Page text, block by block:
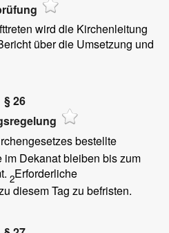
wird die Kirchenleitung
über die Umsetzung und
§ 26
bestellte
Dekanat bleiben bis zum
2Erforderliche
diesem Tag zu befristen.